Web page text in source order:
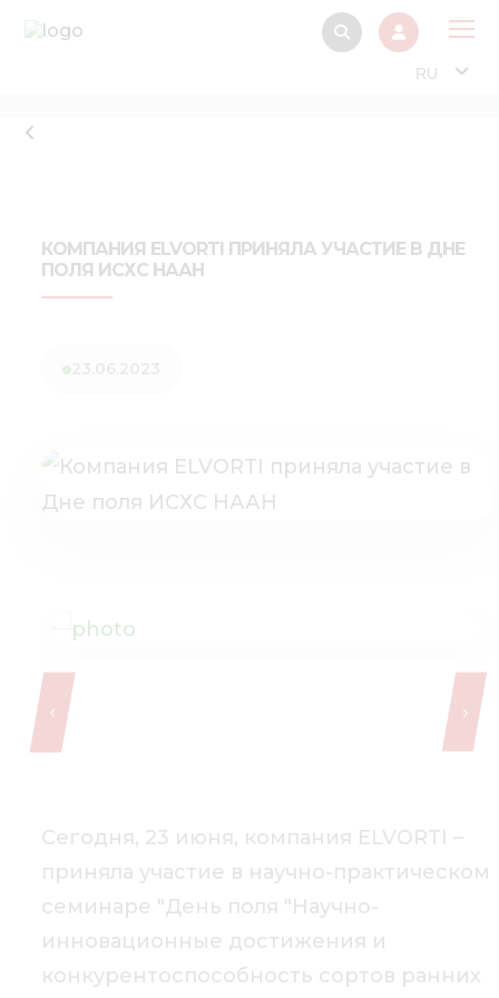
RU
КОМПАНИЯ ELVORTI ПРИНЯЛА УЧАСТИЕ В ДНЕ
ПОЛЯ ИСХС НААН
Сегодня, 23 июня, компания ELVORTI –
приняла участие в научно-практическом
семинаре "День поля "Научно-
инновационные достижения и
конкурентоспособность сортов ранних